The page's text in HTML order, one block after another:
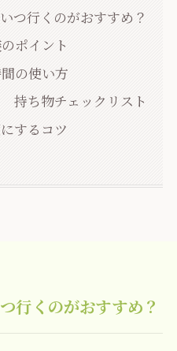
つ行くのがおすすめ？
ポイント
の使い方
持ち物チェックリスト
するコツ
行くのがおすすめ？